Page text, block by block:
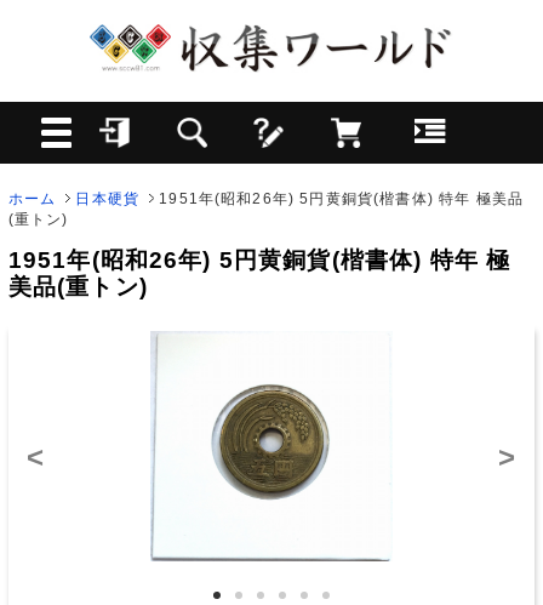
ホーム 日本硬貨
1951年(昭和26年) 5円黄銅貨(楷書体) 特年 極美品
(重トン)
1951年(昭和26年) 5円黄銅貨(楷書体) 特年 極
美品(重トン)
< >